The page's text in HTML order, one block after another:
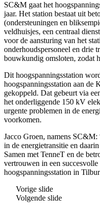
SC&M gaat het
jaar. Het station bestaat uit
(ondersteuningen en
veldhuisjes, een centraal
voor de aansturing van het
onderhoudspersoneel en drie
bouwkundig omsloten, zodat
Dit hoogspanningsstation
hoogspanningsstation aan de
gekoppeld. Dat gebeurt via
het onderliggende 150 kV
urgente problemen in de
voorkomen.
Jacco Groen, namens SC&M:
in de energietransitie en
Samen met TenneT en de
vertrouwen in een
hoogspanningsstation in
Vorige slide
Volgende slide